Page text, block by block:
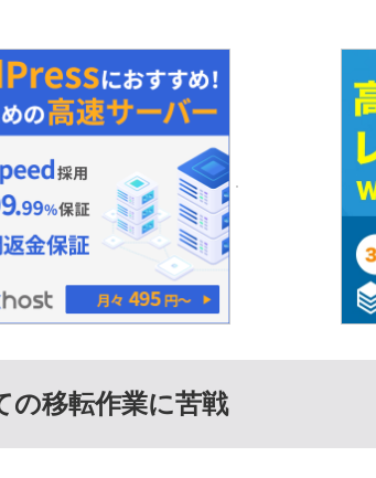
の移転作業に苦戦